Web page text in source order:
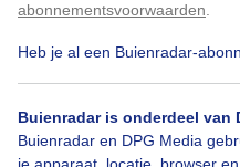
abonnementsvoorwaarden
Heb je al een Buienradar-
Buienradar is onderdeel van
Buienradar en DPG Media
je apparaat, locatie, browser
#blauwelucht Veegwolken